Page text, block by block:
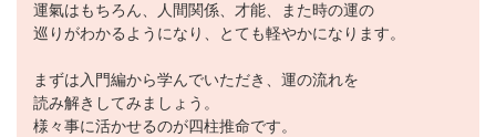
運氣はもちろん、人間関係、才能、また時の運の
巡りがわかるようになり、とても軽やかになります。
まずは入門編から学んでいただき、運の流れを
読み解きしてみましょう。
様々事に活かせるのが四柱推命です。